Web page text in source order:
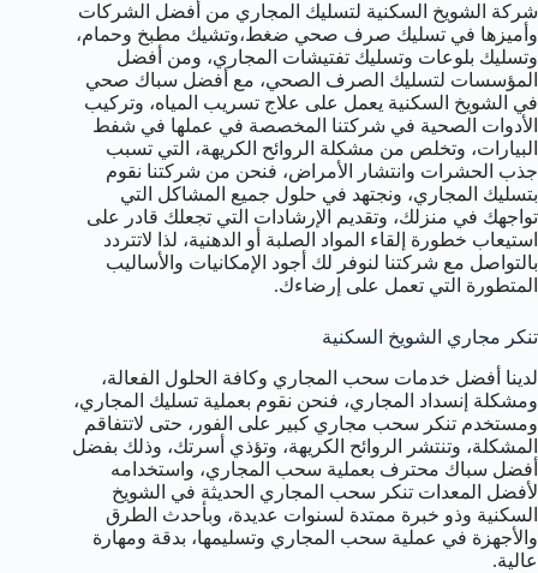
شركة الشويخ السكنية لتسليك المجاري من أفضل الشركات
وأميزها في تسليك صرف صحي ضغط،وتشيك مطبخ وحمام،
وتسليك بلوعات وتسليك تفتيشات المجاري، ومن أفضل
المؤسسات لتسليك الصرف الصحي، مع أفضل سباك صحي
في الشويخ السكنية يعمل على علاج تسريب المياه، وتركيب
الأدوات الصحية في شركتنا المخصصة في عملها في شفط
البيارات، وتخلص من مشكلة الروائح الكريهة، التي تسبب
جذب الحشرات وانتشار الأمراض، فنحن من شركتنا نقوم
بتسليك المجاري، ونجتهد في حلول جميع المشاكل التي
تواجهك في منزلك، وتقديم الإرشادات التي تجعلك قادر على
استيعاب خطورة إلقاء المواد الصلبة أو الدهنية، لذا لاتتردد
بالتواصل مع شركتنا لنوفر لك أجود الإمكانيات والأساليب
المتطورة التي تعمل على إرضاءك.
تنكر مجاري الشويخ السكنية
لدينا أفضل خدمات سحب المجاري وكافة الحلول الفعالة،
ومشكلة إنسداد المجاري، فنحن نقوم بعملية تسليك المجاري،
ومستخدم تنكر سحب مجاري كبير على الفور، حتى لاتتفاقم
المشكلة، وتنتشر الروائح الكريهة، وتؤذي أسرتك، وذلك بفضل
أفضل سباك محترف بعملية سحب المجاري، واستخدامه
لأفضل المعدات تنكر سحب المجاري الحديثة في الشويخ
السكنية وذو خبرة ممتدة لسنوات عديدة، وبأحدث الطرق
والأجهزة في عملية سحب المجاري وتسليمها، بدقة ومهارة
عالية.